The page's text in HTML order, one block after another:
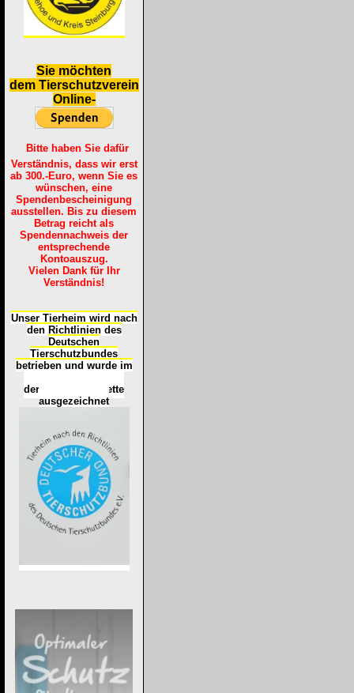
Sie möchten
dem Tierschutzverein
Online-
Bitte haben Sie dafür
Verständnis, dass wir erst
ab 300.-Euro, wenn Sie es
wünschen, eine
Spendenbescheinigung
ausstellen. Bis zu diesem
Betrag reicht als
Spendennachweis der
entsprechende
Kontoauszug.
Vielen Dank für Ihr
Verständnis!
Unser Tierheim wird nach
den Richtlinien des
Deutschen
Tierschutzbundes
betrieben und wurde im
der
Tierheimplakette
ausgezeichnet